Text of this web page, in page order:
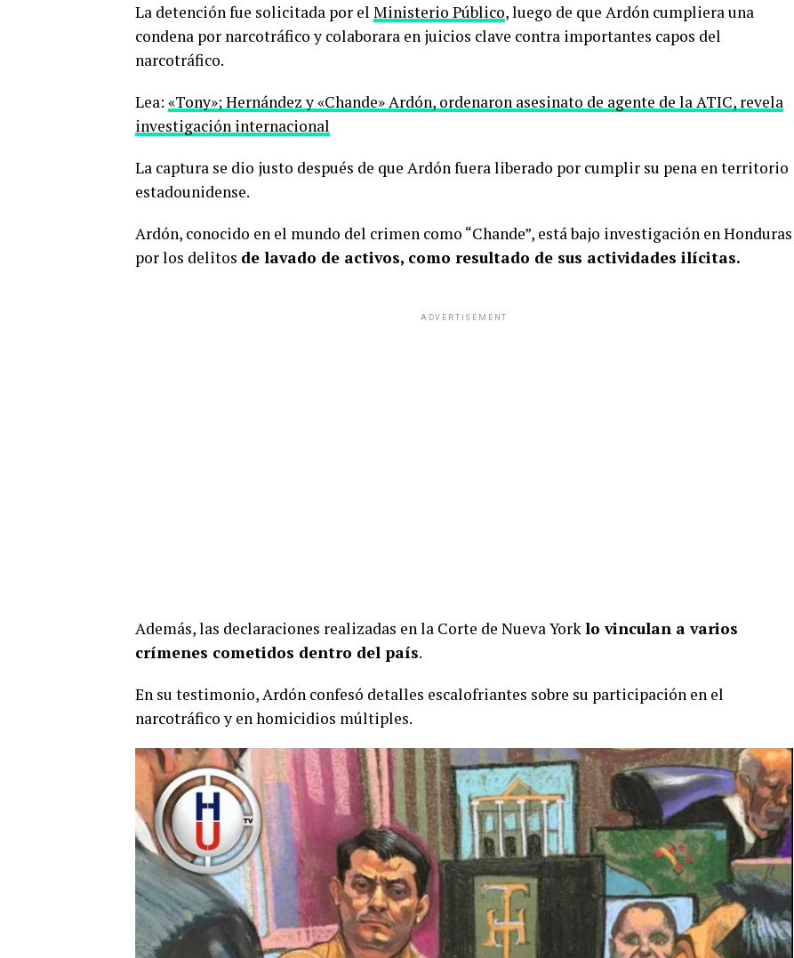
La detención fue solicitada por el Ministerio Público, luego de que Ardón cumpliera una
condena por narcotráfico y colaborara en juicios clave contra importantes capos del
narcotráfico.
Lea: «Tony»; Hernández y «Chande» Ardón, ordenaron asesinato de agente de la ATIC, revela
investigación internacional
La captura se dio justo después de que Ardón fuera liberado por cumplir su pena en territorio
estadounidense.
Ardón, conocido en el mundo del crimen como “Chande”, está bajo investigación en Honduras
por los delitos de lavado de activos, como resultado de sus actividades ilícitas.
ADVERTISEMENT
Además, las declaraciones realizadas en la Corte de Nueva York lo vinculan a varios
crímenes cometidos dentro del país.
En su testimonio, Ardón confesó detalles escalofriantes sobre su participación en el
narcotráfico y en homicidios múltiples.